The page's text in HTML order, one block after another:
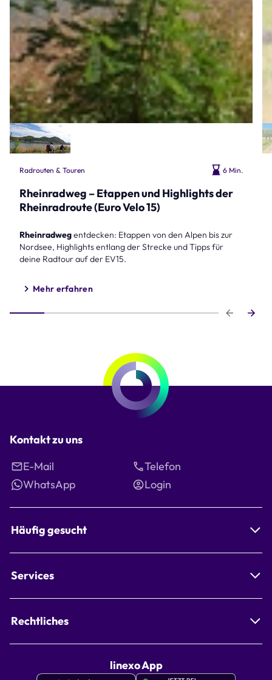
Radrouten & Touren 6 Min.
Rheinradweg – Etappen und Highlights der
Rheinradroute (Euro Velo 15)
Rheinradwegentdecken: Etappen von den Alpen bis zur
Nordsee, Highlights entlang der Strecke und Tipps für
deine Radtour auf der EV15.
Mehr erfahren
Kontakt zu uns
E-Mail
Telefon
WhatsApp
Login
Häufig gesucht
Services
Rechtliches
linexo App